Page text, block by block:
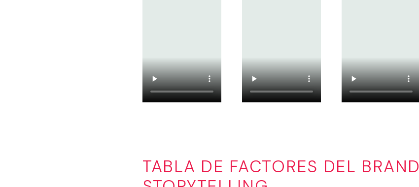
TABLA DE FACTORES DEL BRAND